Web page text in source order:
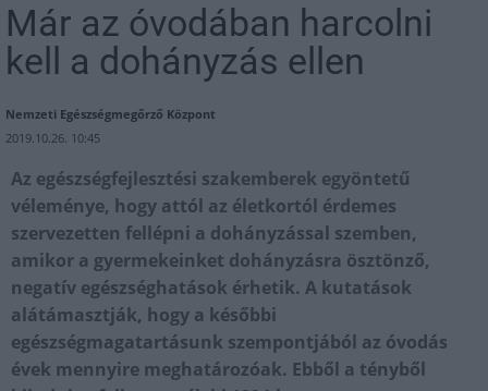
Már az óvodában harcolni
kell a dohányzás ellen
Nemzeti Egészségmegőrző Központ
2019.10.26. 10:45
Az egészségfejlesztési szakemberek egyöntetű
véleménye, hogy attól az életkortól érdemes
szervezetten fellépni a dohányzással szemben,
amikor a gyermekeinket dohányzásra ösztönző,
negatív egészséghatások érhetik. A kutatások
alátámasztják, hogy a későbbi
egészségmagatartásunk szempontjából az óvodás
évek mennyire meghatározóak. Ebből a tényből